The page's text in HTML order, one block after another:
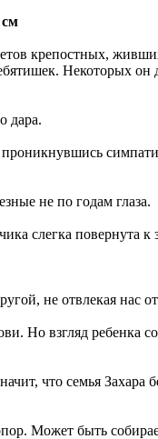
см
крепостных,
Некоторых
дара.
не по годам глаза.
слегка повернута
не отвлекая нас от
Но взгляд ребенка
что семья Захара
Может быть